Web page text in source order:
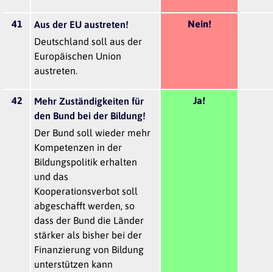
41
Aus der EU austreten!
Deutschland soll aus der
Europäischen Union
austreten.
Nein!
42
Mehr Zuständigkeiten für
den Bund bei der Bildung!
Der Bund soll wieder mehr
Kompetenzen in der
Bildungspolitik erhalten
und das
Kooperationsverbot soll
abgeschafft werden, so
dass der Bund die Länder
stärker als bisher bei der
Finanzierung von Bildung
unterstützen kann
Ja!